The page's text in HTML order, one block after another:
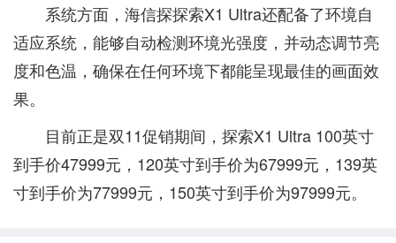
系统方面，海信探探索X1 Ultra还配备了环境自
适应系统，能够自动检测环境光强度，并动态调节亮
度和色温，确保在任何环境下都能呈现最佳的画面效
果。
目前正是双11促销期间，探索X1 Ultra 100英寸
到手价47999元，120英寸到手价为67999元，139英
寸到手价为77999元，150英寸到手价为97999元。